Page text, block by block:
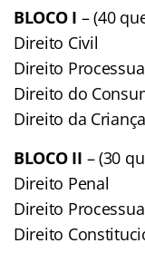
BLOCO I – (40
Direito Civil
Direito
Direito do
Direito da
BLOCO II – (30
Direito Penal
Direito
Direito